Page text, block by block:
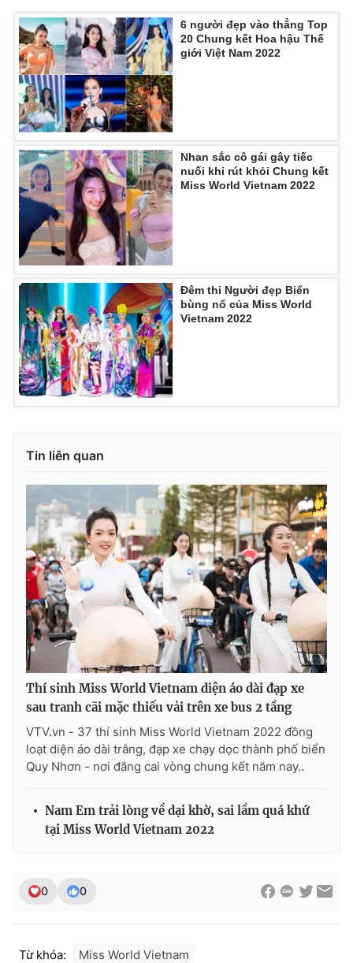
6 người đẹp vào thẳng Top
20 Chung kết Hoa hậu Thế
giới Việt Nam 2022
Nhan sắc cô gái gây tiếc
nuối khi rút khỏi Chung kết
Miss World Vietnam 2022
Đêm thi Người đẹp Biển
bùng nổ của Miss World
Vietnam 2022
Tin liên quan
Thí sinh Miss World Vietnam diện áo dài đạp xe
sau tranh cãi mặc thiếu vải trên xe bus 2 tầng
VTV.vn - 37 thí sinh Miss World Vietnam 2022 đồng
loạt diện áo dài trắng, đạp xe chạy dọc thành phố biển
Quy Nhơn - nơi đăng cai vòng chung kết năm nay..
Nam Em trải lòng về dại khờ, sai lầm quá khứ
tại Miss World Vietnam 2022
0 0
Từ khóa:
Miss World Vietnam